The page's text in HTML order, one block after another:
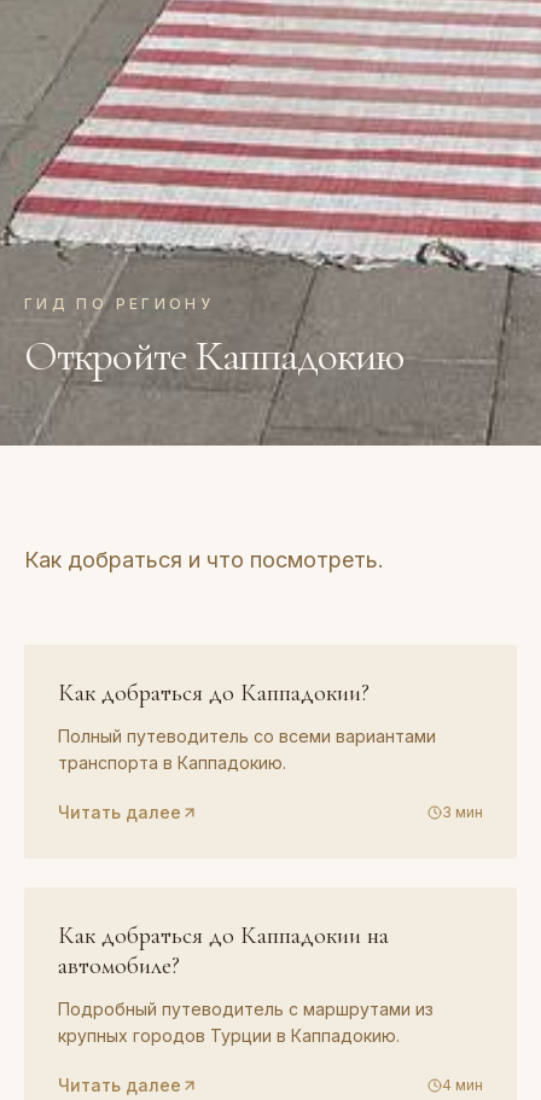
ГИД ПО РЕГИОНУ
Откройте Каппадокию
Как добраться и что посмотреть.
Как добраться до Каппадокии?
Полный путеводитель со всеми вариантами
транспорта в Каппадокию.
Читать далее 3 мин
Как добраться до Каппадокии на
автомобиле?
Подробный путеводитель с маршрутами из
крупных городов Турции в Каппадокию.
Читать далее 4 мин